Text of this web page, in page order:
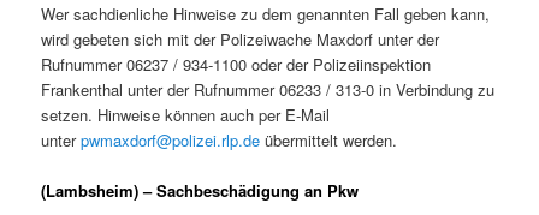
Wer sachdienliche Hinweise zu dem genannten Fall geben kann,
wird gebeten sich mit der Polizeiwache Maxdorf unter der
Rufnummer 06237 / 934-1100 oder der Polizeiinspektion
Frankenthal unter der Rufnummer 06233 / 313-0 in Verbindung zu
setzen. Hinweise können auch per E-Mail
unterpwmaxdorf@polizei.rlp.de übermittelt werden.
(Lambsheim) – Sachbeschädigung an Pkw